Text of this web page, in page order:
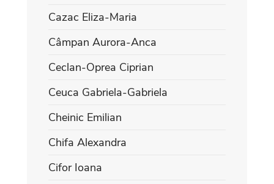
Cazac Eliza-Maria
Câmpan Aurora-Anca
Ceclan-Oprea Ciprian
Ceuca Gabriela-Gabriela
Cheinic Emilian
Chifa Alexandra
Cifor Ioana